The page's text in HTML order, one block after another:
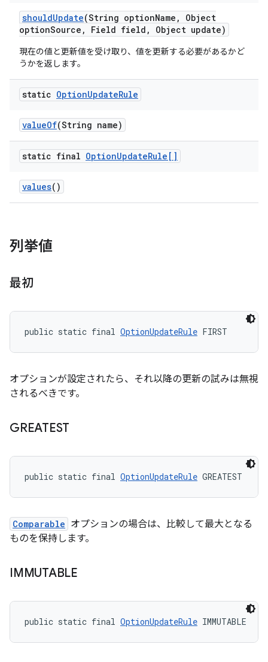
shouldUpdate(String optionName ,
Object
optionSource , Field field , Object update)
現在の値と更新値を受け取り、値を更新する必要があるかど
うかを返します。
static OptionUpdateRule
valueOf(String name)
static final OptionUpdateRule[]
values()
列挙値
最初
public static final OptionUpdateRule FIRST
オプションが設定されたら、それ以降の更新の試みは無視
されるべきです。
GREATEST
public static final OptionUpdateRule GREATEST
Comparable オプションの場合は、比較して最大となる
ものを保持します。
IMMUTABLE
public static final OptionUpdateRule IMMUTABLE